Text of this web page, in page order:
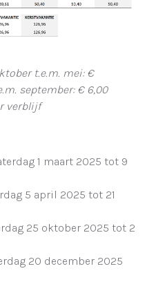
t.e.m. mei: €
september: € 6,00
verblijf
1 maart 2025 tot 9
5 april 2025 tot 21
25 oktober 2025 tot 2
20 december 2025